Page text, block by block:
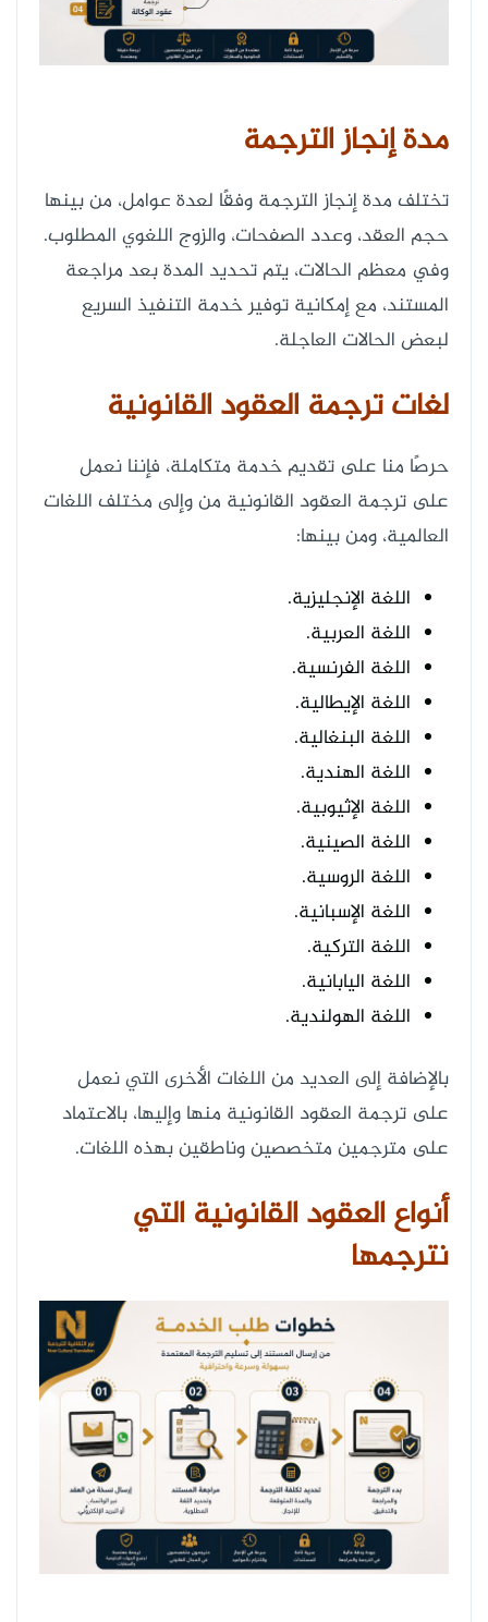
مدة إنجاز الترجمة
تختلف مدة إنجاز الترجمة وفقًا لعدة عوامل، من بينها
حجم العقد، وعدد الصفحات، والزوج اللغوي المطلوب.
وفي معظم الحالات، يتم تحديد المدة بعد مراجعة
المستند، مع إمكانية توفير خدمة التنفيذ السريع
لبعض الحالات العاجلة.
لغات ترجمة العقود القانونية
حرصًا منا على تقديم خدمة متكاملة، فإننا نعمل
على ترجمة العقود القانونية من وإلى مختلف اللغات
العالمية، ومن بينها:
اللغة الإنجليزية.
اللغة العربية.
اللغة الفرنسية.
اللغة الإيطالية.
اللغة البنغالية.
اللغة الهندية.
اللغة الإثيوبية.
اللغة الصينية.
اللغة الروسية.
اللغة الإسبانية.
اللغة التركية.
اللغة اليابانية.
اللغة الهولندية.
بالإضافة إلى العديد من اللغات الأخرى التي نعمل
على ترجمة العقود القانونية منها وإليها، بالاعتماد
على مترجمين متخصصين وناطقين بهذه اللغات.
أنواع العقود القانونية التي
نترجمها